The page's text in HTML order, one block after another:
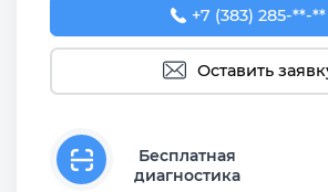
+7 (383) 285-96-21
+7 (383) 285-**-**
Оставить
Бесплатная
диагностика